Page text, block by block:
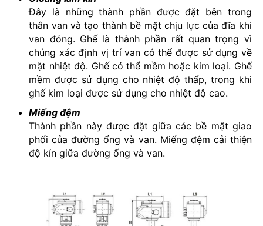
Đây là những thành phần được đặt bên trong
thân van và tạo thành bề mặt chịu lực của đĩa khi
van đóng. Ghế là thành phần rất quan trọng vì
chúng xác định vị trí van có thể được sử dụng về
mặt nhiệt độ. Ghế có thể mềm hoặc kim loại. Ghế
mềm được sử dụng cho nhiệt độ thấp, trong khi
ghế kim loại được sử dụng cho nhiệt độ cao.
Miếng đệm
Thành phần này được đặt giữa các bề mặt giao
phối của đường ống và van. Miếng đệm cải thiện
độ kín giữa đường ống và van.